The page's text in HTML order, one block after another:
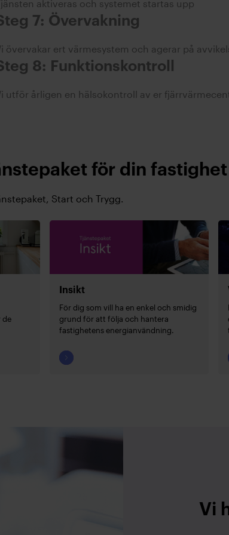
aktiveras och systemet startas upp
7: Övervakning
övervakar ert värmesystem och agerar på
8: Funktionskontroll
utför årligen en hälsokontroll av er
för din fastighet
Start och Trygg.
de
Insikt
För dig som vill ha en enkel och smidig
grund för att följa och hantera
fastighetens energianvändning.
Vi